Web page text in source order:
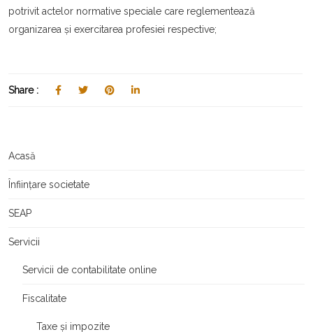
potrivit actelor normative speciale care reglementează
organizarea și exercitarea profesiei respective;
Share :
Acasă
Înființare societate
SEAP
Servicii
Servicii de contabilitate online
Fiscalitate
Taxe și impozite